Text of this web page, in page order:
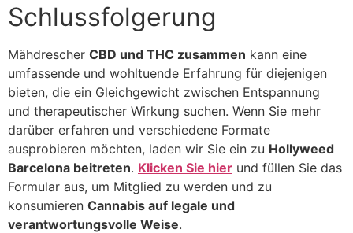
Schlussfolgerung
Mähdrescher CBD und THC zusammen kann eine
umfassende und wohltuende Erfahrung für diejenigen
bieten, die ein Gleichgewicht zwischen Entspannung
und therapeutischer Wirkung suchen. Wenn Sie mehr
darüber erfahren und verschiedene Formate
ausprobieren möchten, laden wir Sie ein zu Hollyweed
Barcelona beitreten. Klicken Sie hier und füllen Sie das
Formular aus, um Mitglied zu werden und zu
konsumieren Cannabis auf legale und
verantwortungsvolle Weise.